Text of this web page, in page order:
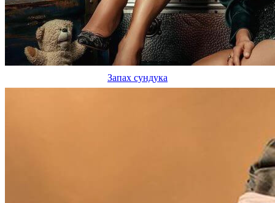
Запах сундука